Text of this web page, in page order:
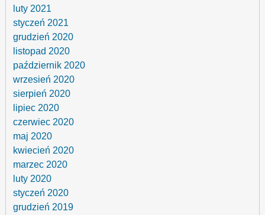
luty 2021
styczeń 2021
grudzień 2020
listopad 2020
październik 2020
wrzesień 2020
sierpień 2020
lipiec 2020
czerwiec 2020
maj 2020
kwiecień 2020
marzec 2020
luty 2020
styczeń 2020
grudzień 2019